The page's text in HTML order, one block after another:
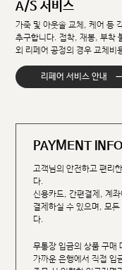
A/S 서비스
가죽 및 아웃솔 교체, 케어 등
추구합니다. 접착, 재봉, 부착
외 리페어 공정의 경우 교체비
리페어 서비스 안내
PAYMENT INFO
고객님의 안전하고 편리
다.
신용카드, 간편결제, 계
결제하실 수 있으며, 모
다.
무통장 입금의 상품 구매
가까운 은행에서 직접 입